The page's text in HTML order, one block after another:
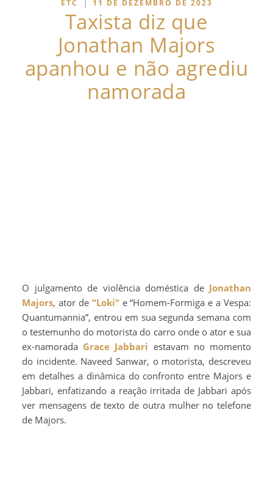
ETC 11 DE DEZEMBRO DE 2023
Taxista diz que
Jonathan Majors
apanhou e não agrediu
namorada
O julgamento de violência doméstica de Jonathan
Majors, ator de “Loki”e “Homem-Formiga e a Vespa:
Quantumannia”, entrou em sua segunda semana com
o testemunho do motorista do carro onde o ator e sua
ex-namorada Grace Jabbari estavam no momento
do incidente. Naveed Sanwar, o motorista, descreveu
em detalhes a dinâmica do confronto entre Majors e
Jabbari, enfatizando a reação irritada de Jabbari após
ver mensagens de texto de outra mulher no telefone
de Majors.